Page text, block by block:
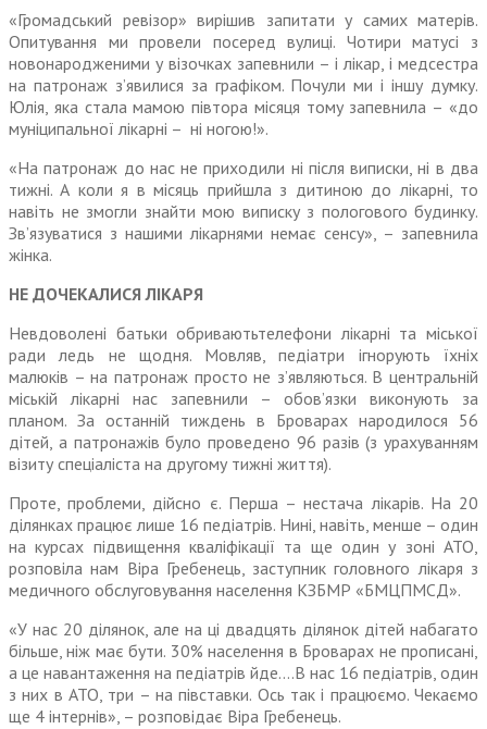
«Громадський ревізор» вирішив запитати у самих матерів.
Опитування ми провели посеред вулиці. Чотири матусі з
новонародженими у візочках запевнили – і лікар, і медсестра
на патронаж з’явилися за графіком. Почули ми і іншу думку.
Юлія, яка стала мамою півтора місяця тому запевнила – «до
муніципальної лікарні – ні ногою!».
«На патронаж до нас не приходили ні після виписки, ні в два
тижні. А коли я в місяць прийшла з дитиною до лікарні, то
навіть не змогли знайти мою виписку з пологового будинку.
Зв’язуватися з нашими лікарнями немає сенсу», – запевнила
жінка.
НЕ ДОЧЕКАЛИСЯ ЛІКАРЯ
Невдоволені батьки обриваютьтелефони лікарні та міської
ради ледь не щодня. Мовляв, педіатри ігнорують їхніх
малюків – на патронаж просто не з’являються. В центральній
міській лікарні нас запевнили – обов’язки виконують за
планом. За останній тиждень в Броварах народилося 56
дітей, а патронажів було проведено 96 разів (з урахуванням
візиту спеціаліста на другому тижні життя).
Проте, проблеми, дійсно є. Перша – нестача лікарів. На 20
ділянках працює лише 16 педіатрів. Нині, навіть, менше – один
на курсах підвищення кваліфікації та ще один у зоні АТО,
розповіла нам Віра Гребенець, заступник головного лікаря з
медичного обслуговування населення КЗБМР «БМЦПМСД».
«У нас 20 ділянок, але на ці двадцять ділянок дітей набагато
більше, ніж має бути. 30% населення в Броварах не прописані,
а це навантаження на педіатрів йде….В нас 16 педіатрів, один
з них в АТО, три – на півставки. Ось так і працюємо. Чекаємо
ще 4 інтернів», – розповідає Віра Гребенець.